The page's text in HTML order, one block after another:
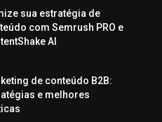
sua estratégia de
com Semrush PRO e
AI
de conteúdo B2B:
e melhores